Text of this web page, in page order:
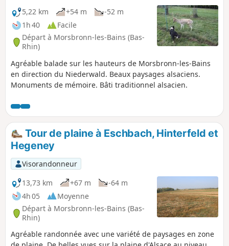
5,22 km
+54 m
-52 m
1h 40
Facile
Départ à Morsbronn-les-Bains (Bas-
Rhin)
Agréable balade sur les hauteurs de Morsbronn-les-Bains
en direction du Niederwald. Beaux paysages alsaciens.
Monuments de mémoire. Bâti traditionnel alsacien.
Tour de plaine à Eschbach, Hinterfeld et
Hegeney
Visorandonneur
13,73 km
+67 m
-64 m
4h 05
Moyenne
Départ à Morsbronn-les-Bains (Bas-
Rhin)
Agréable randonnée avec une variété de paysages en zone